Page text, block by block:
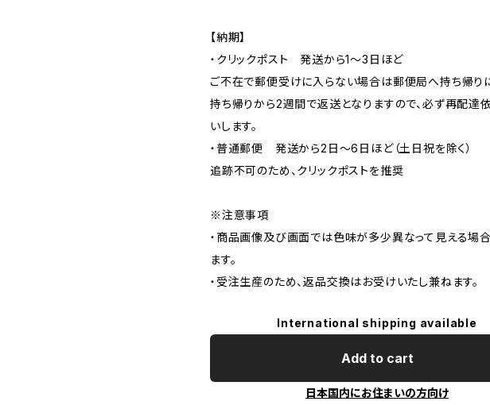
【納期】
・クリックポスト 発送から1〜3日ほど
ご不在で郵便受けに入らない場合は郵便局へ持ち帰りに
持ち帰りから2週間で返送となりますので、必ず再配達
いします。
・普通郵便 発送から2日〜6日ほど（土日祝を除く）
追跡不可のため、クリックポストを推奨
※注意事項
・商品画像及び画面では色味が多少異なって見える場
ます。
・受注生産のため、返品交換はお受けいたし兼ねます。
International shipping available
Add to cart
日本国内にお住まいの方向け